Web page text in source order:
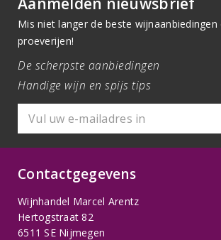
Mis niet langer de beste
proeverijen!
De scherpste aanbiedingen
Handige wijn en spijs tips
Contactgegevens
Wijnhandel Marcel Arentz
Hertogstraat 82
6511 SE Nijmegen